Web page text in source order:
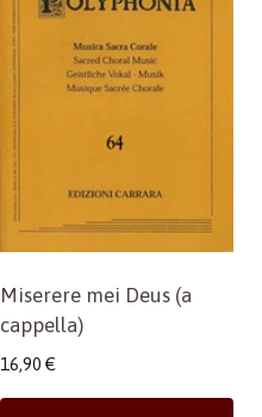
Miserere mei Deus (a
cappella)
16,90 €